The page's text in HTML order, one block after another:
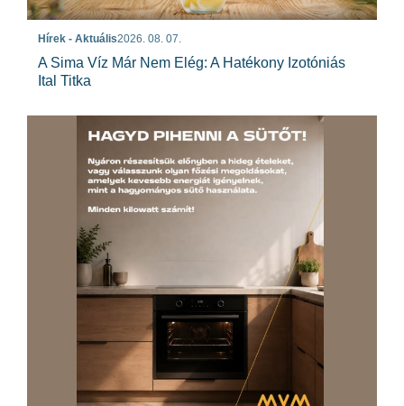
Hírek - Aktuális2026. 08. 07.
A Sima Víz Már Nem Elég: A Hatékony Izotóniás
Ital Titka